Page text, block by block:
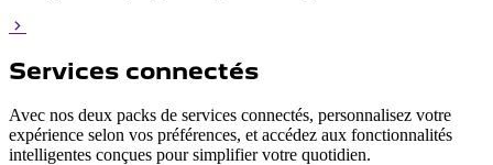
Services connectés
Avec nos deux packs de services connectés, personnalisez votre
expérience selon vos préférences, et accédez aux fonctionnalités
intelligentes conçues pour simplifier votre quotidien.